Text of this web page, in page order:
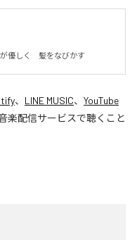
優しく　髪をなびかす
、 LINE MUSIC、 YouTube
楽配信サービスで聴くこと